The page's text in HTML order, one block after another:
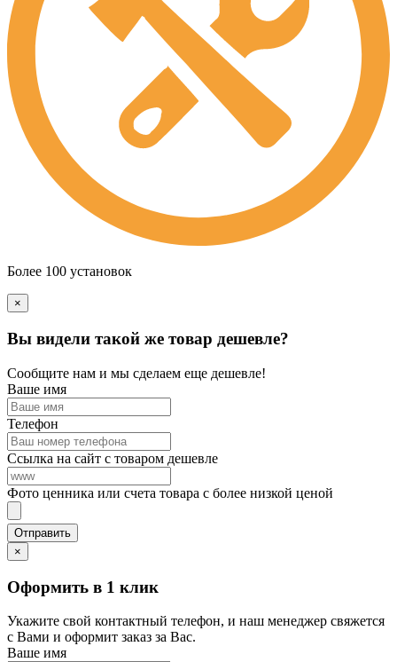
Более 100 установок
×
Вы видели такой же товар дешевле?
Сообщите нам и мы сделаем еще дешевле!
Ваше имя
Телефон
Ссылка на сайт с товаром дешевле
Фото ценника или счета товара с более низкой ценой
×
Оформить в 1 клик
Укажите свой контактный телефон, и наш менеджер свяжется
с Вами и оформит заказ за Вас.
Ваше имя